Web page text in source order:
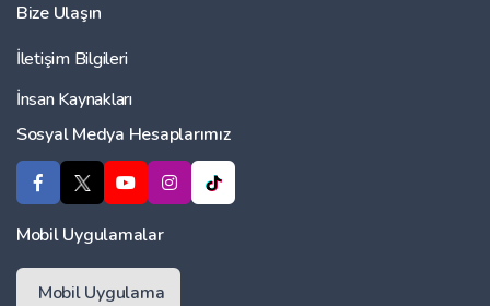
Bize Ulaşın
İletişim Bilgileri
İnsan Kaynakları
Sosyal Medya Hesaplarımız
Mobil Uygulamalar
Mobil Uygulama